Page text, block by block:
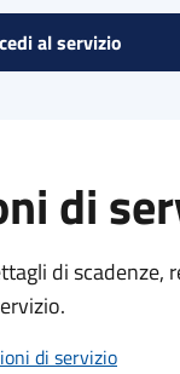
al servizio
di
di
di servizio